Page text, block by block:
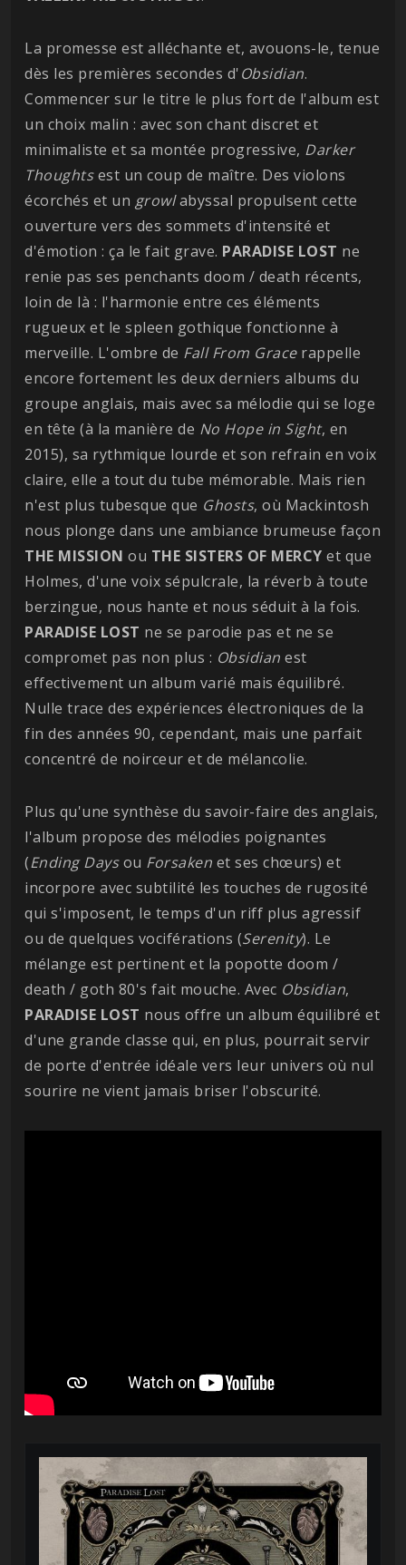
La promesse est alléchante et, avouons-le, tenue
dès les premières secondes d'Obsidian.
Commencer sur le titre le plus fort de l'album est
un choix malin : avec son chant discret et
minimaliste et sa montée progressive, Darker
Thoughtsest un coup de maître. Des violons
écorchés et un growlabyssal propulsent cette
ouverture vers des sommets d'intensité et
d'émotion : ça le fait grave. PARADISE LOST ne
renie pas ses penchants doom / death récents,
loin de là : l'harmonie entre ces éléments
rugueux et le spleen gothique fonctionne à
merveille. L'ombre de Fall From Gracerappelle
encore fortement les deux derniers albums du
groupe anglais, mais avec sa mélodie qui se loge
en tête (à la manière de No Hope in Sight, en
2015), sa rythmique lourde et son refrain en voix
claire, elle a tout du tube mémorable. Mais rien
n'est plus tubesque que Ghosts, où Mackintosh
nous plonge dans une ambiance brumeuse façon
THE MISSION ou THE SISTERS OF MERCY et que
Holmes, d'une voix sépulcrale, la réverb à toute
berzingue, nous hante et nous séduit à la fois.
PARADISE LOST ne se parodie pas et ne se
compromet pas non plus : Obsidian est
effectivement un album varié mais équilibré.
Nulle trace des expériences électroniques de la
fin des années 90, cependant, mais une parfait
concentré de noirceur et de mélancolie.
Plus qu'une synthèse du savoir-faire des anglais,
l'album propose des mélodies poignantes
(Ending Daysou Forsaken et ses chœurs) et
incorpore avec subtilité les touches de rugosité
qui s'imposent, le temps d'un riff plus agressif
ou de quelques vociférations (Serenity). Le
mélange est pertinent et la popotte doom /
death / goth 80's fait mouche. Avec Obsidian,
PARADISE LOST nous offre un album équilibré et
d'une grande classe qui, en plus, pourrait servir
de porte d'entrée idéale vers leur univers où nul
sourire ne vient jamais briser l'obscurité.